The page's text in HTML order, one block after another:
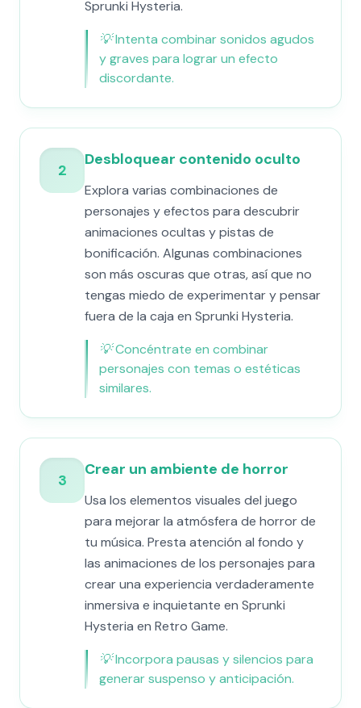
Sprunki Hysteria.
💡Intenta combinar sonidos agudos
y graves para lograr un efecto
discordante.
2
Desbloquear contenido oculto
Explora varias combinaciones de
personajes y efectos para descubrir
animaciones ocultas y pistas de
bonificación. Algunas combinaciones
son más oscuras que otras, así que no
tengas miedo de experimentar y pensar
fuera de la caja en Sprunki Hysteria.
💡Concéntrate en combinar
personajes con temas o estéticas
similares.
3
Crear un ambiente de horror
Usa los elementos visuales del juego
para mejorar la atmósfera de horror de
tu música. Presta atención al fondo y
las animaciones de los personajes para
crear una experiencia verdaderamente
inmersiva e inquietante en Sprunki
Hysteria en Retro Game.
💡Incorpora pausas y silencios para
generar suspenso y anticipación.